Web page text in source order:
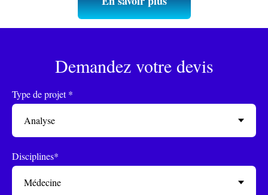
Demandez votre devis
Type de projet *
Disciplines*